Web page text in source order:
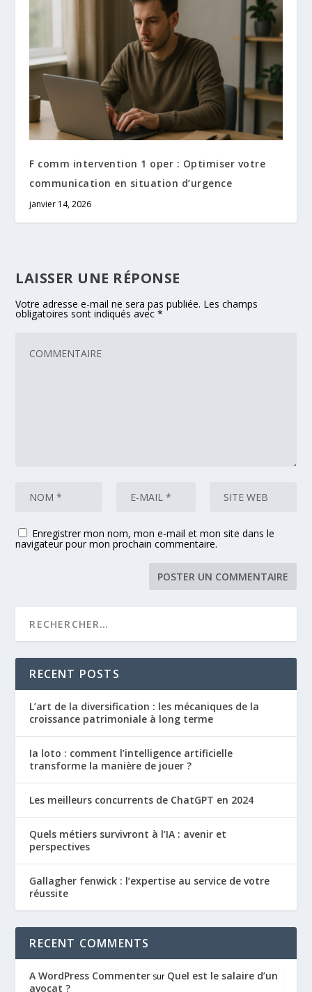
F comm intervention 1 oper : Optimiser votre
communication en situation d’urgence
janvier 14, 2026
LAISSER UNE RÉPONSE
Votre adresse e-mail ne sera pas publiée. Les champs
obligatoires sont indiqués avec*
Enregistrer mon nom, mon e-mail et mon site dans le
navigateur pour mon prochain commentaire.
RECENT POSTS
L’art de la diversification : les mécaniques de la
croissance patrimoniale à long terme
Ia loto : comment l’intelligence artificielle
transforme la manière de jouer ?
Les meilleurs concurrents de ChatGPT en 2024
Quels métiers survivront à l’IA : avenir et
perspectives
Gallagher fenwick : l’expertise au service de votre
réussite
RECENT COMMENTS
A WordPress Commenter sur Quel est le salaire d’un
avocat ?